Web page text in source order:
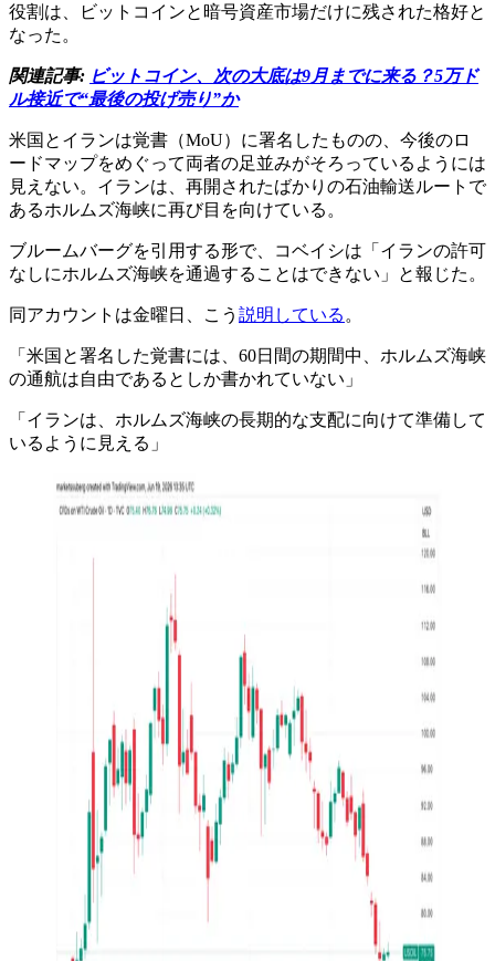
役割は、ビットコインと暗号資産市場だけに残された格好と
なった。
関連記事: ビットコイン、次の大底は9月までに来る？5万ド
ル接近で“最後の投げ売り”か
米国とイランは覚書（MoU）に署名したものの、今後のロ
ードマップをめぐって両者の足並みがそろっているようには
見えない。イランは、再開されたばかりの石油輸送ルートで
あるホルムズ海峡に再び目を向けている。
ブルームバーグを引用する形で、コベイシは「イランの許可
なしにホルムズ海峡を通過することはできない」と報じた。
同アカウントは金曜日、こう 説明している 。
「米国と署名した覚書には、60日間の期間中、ホルムズ海峡
の通航は自由であるとしか書かれていない」
「イランは、ホルムズ海峡の長期的な支配に向けて準備して
いるように見える」